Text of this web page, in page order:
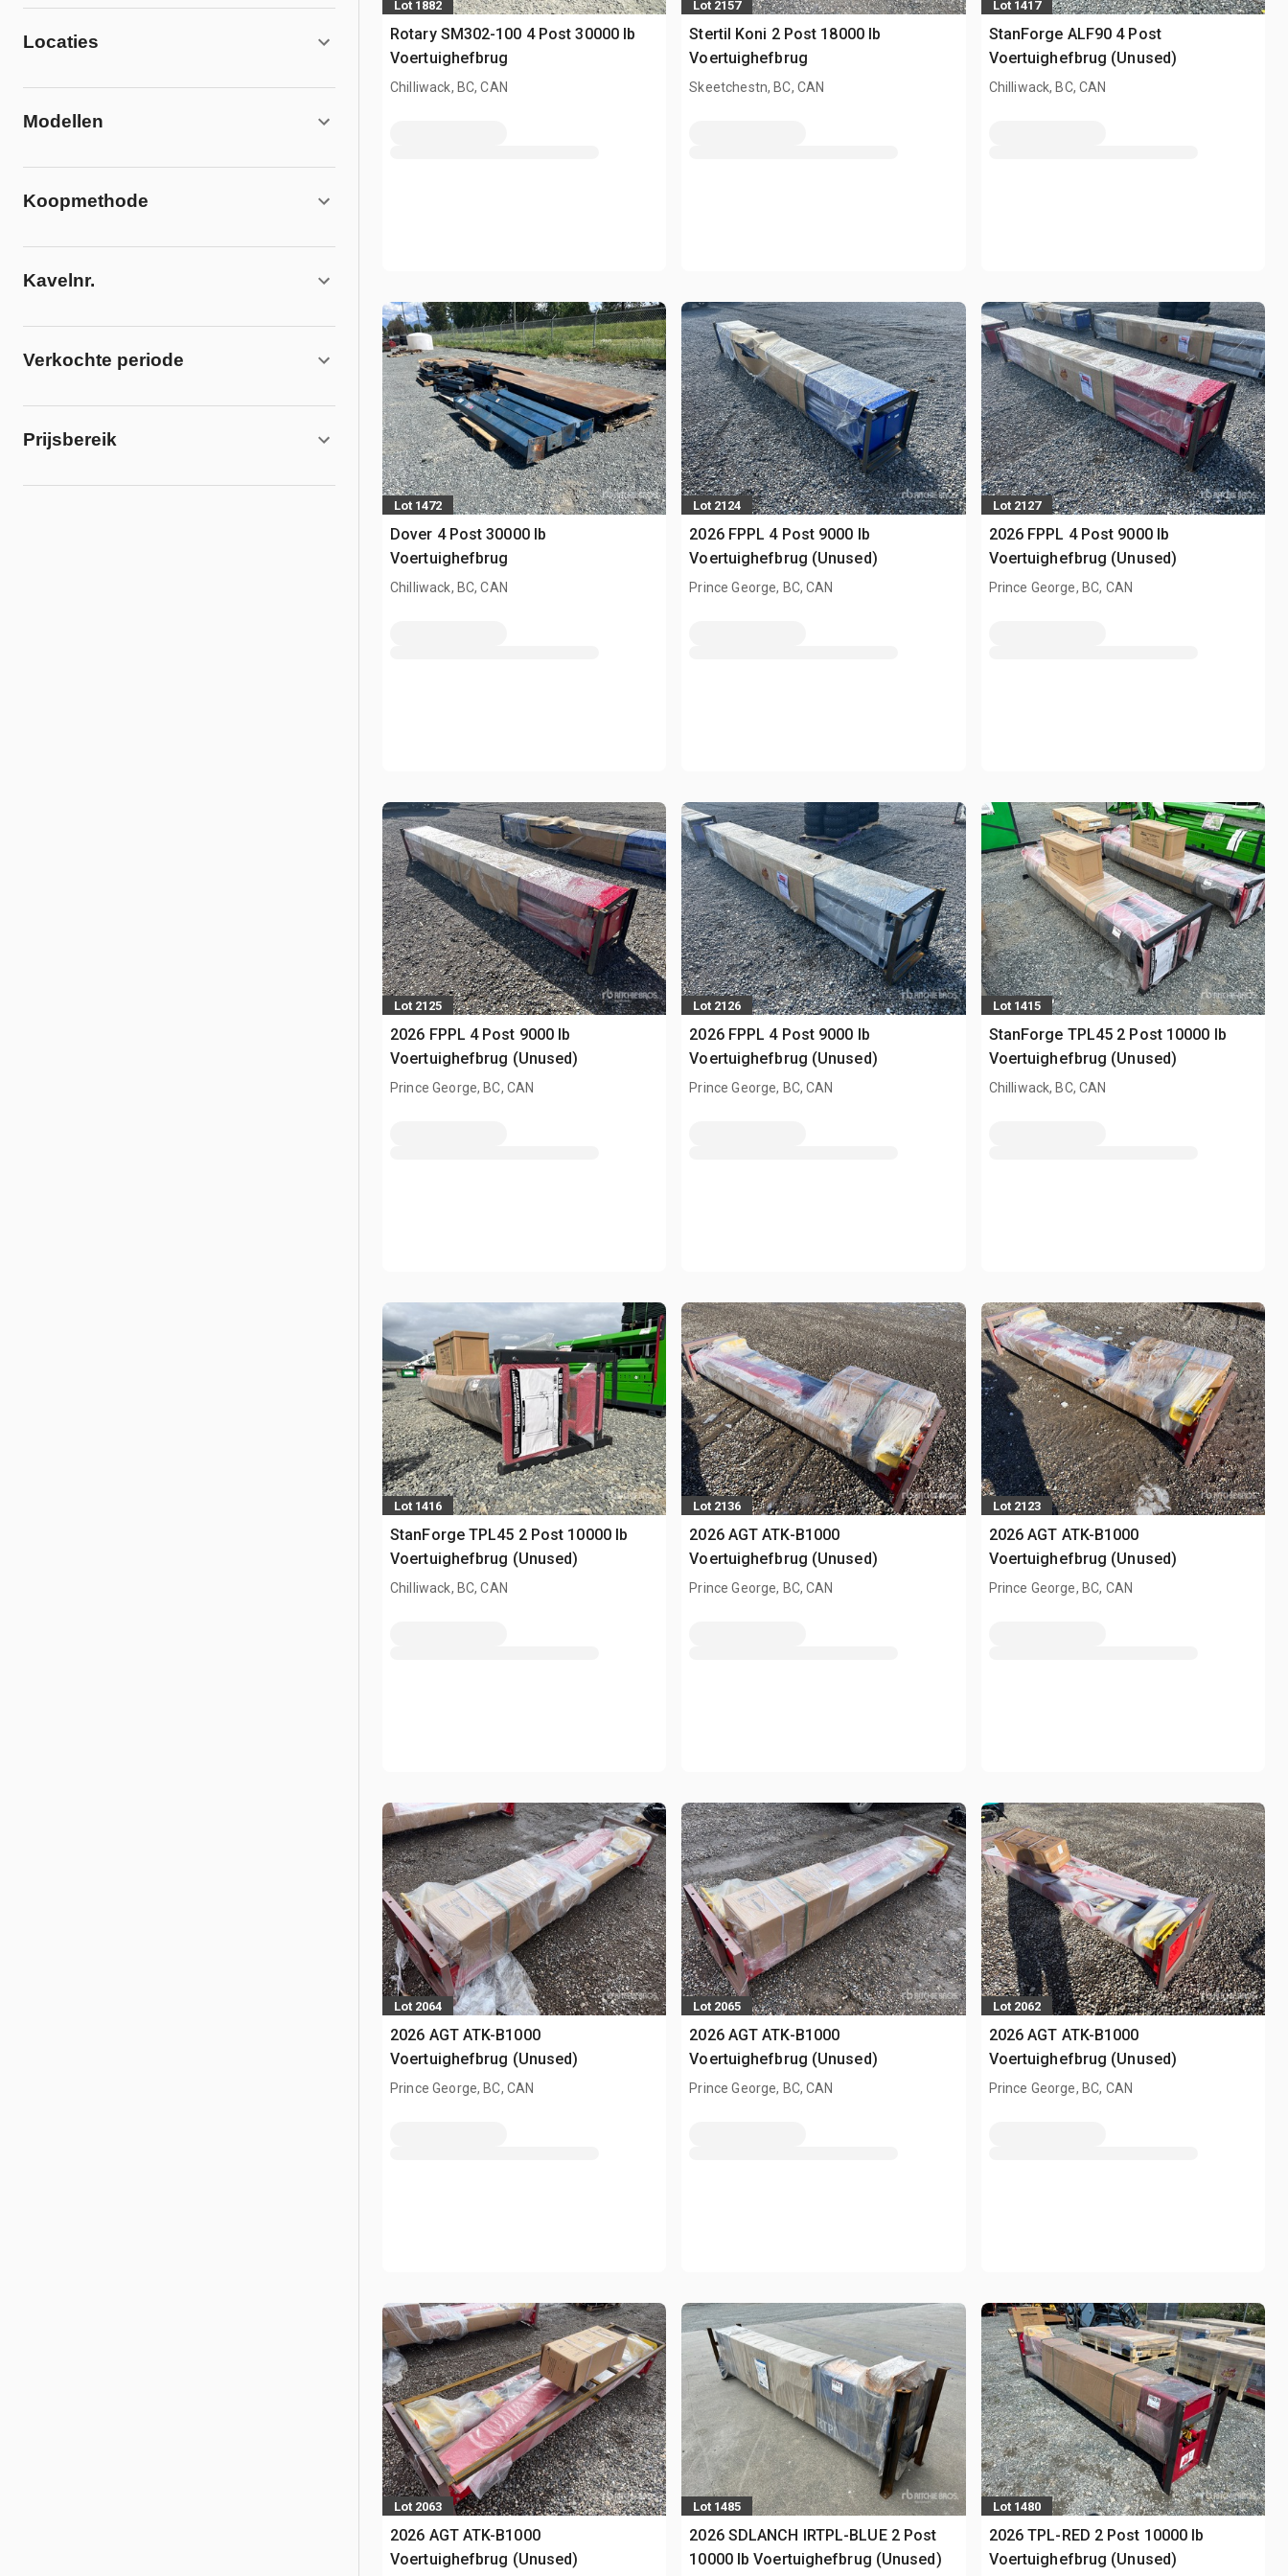
Locaties
Modellen
Koopmethode
Kavelnr.
Verkochte periode
Prijsbereik
Lot 1882
Rotary SM302-100 4 Post 30000 lb
Voertuighefbrug
Chilliwack, BC, CAN
Lot 2157
Stertil Koni 2 Post 18000 lb
Voertuighefbrug
Skeetchestn, BC, CAN
Lot 1417
StanForge ALF90 4 Post
Voertuighefbrug (Unused)
Chilliwack, BC, CAN
Lot 1472
Dover 4 Post 30000 lb
Voertuighefbrug
Chilliwack, BC, CAN
Lot 2124
2026 FPPL 4 Post 9000 lb
Voertuighefbrug (Unused)
Prince George, BC, CAN
Lot 2127
2026 FPPL 4 Post 9000 lb
Voertuighefbrug (Unused)
Prince George, BC, CAN
Lot 2125
2026 FPPL 4 Post 9000 lb
Voertuighefbrug (Unused)
Prince George, BC, CAN
Lot 2126
2026 FPPL 4 Post 9000 lb
Voertuighefbrug (Unused)
Prince George, BC, CAN
Lot 1415
StanForge TPL45 2 Post 10000 lb
Voertuighefbrug (Unused)
Chilliwack, BC, CAN
Lot 1416
StanForge TPL45 2 Post 10000 lb
Voertuighefbrug (Unused)
Chilliwack, BC, CAN
Lot 2136
2026 AGT ATK-B1000
Voertuighefbrug (Unused)
Prince George, BC, CAN
Lot 2123
2026 AGT ATK-B1000
Voertuighefbrug (Unused)
Prince George, BC, CAN
Lot 2064
2026 AGT ATK-B1000
Voertuighefbrug (Unused)
Prince George, BC, CAN
Lot 2065
2026 AGT ATK-B1000
Voertuighefbrug (Unused)
Prince George, BC, CAN
Lot 2062
2026 AGT ATK-B1000
Voertuighefbrug (Unused)
Prince George, BC, CAN
Lot 2063
2026 AGT ATK-B1000
Voertuighefbrug (Unused)
Lot 1485
2026 SDLANCH IRTPL-BLUE 2 Post
10000 lb Voertuighefbrug (Unused)
Lot 1480
2026 TPL-RED 2 Post 10000 lb
Voertuighefbrug (Unused)